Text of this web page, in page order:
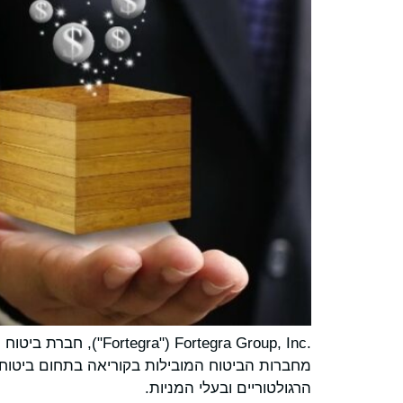
הרגולטוריים ובעלי המניות.